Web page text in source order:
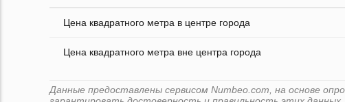
Цена квадратного метра в центре города
Цена квадратного метра вне центра города
Данные предоставлены сервисом Numbeo.com, на основе